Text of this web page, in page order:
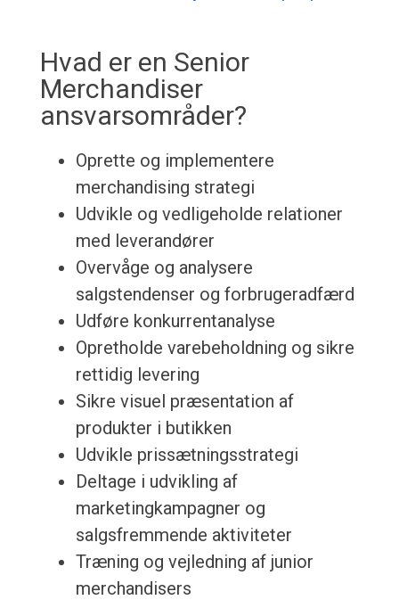
Hvad er en Senior
Merchandiser
ansvarsområder?
Oprette og implementere
merchandising strategi
Udvikle og vedligeholde relationer
med leverandører
Overvåge og analysere
salgstendenser og forbrugeradfærd
Udføre konkurrentanalyse
Opretholde varebeholdning og sikre
rettidig levering
Sikre visuel præsentation af
produkter i butikken
Udvikle prissætningsstrategi
Deltage i udvikling af
marketingkampagner og
salgsfremmende aktiviteter
Træning og vejledning af junior
merchandisers